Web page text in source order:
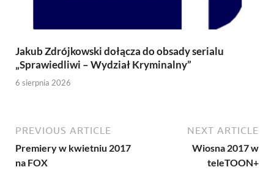
Jakub Zdrójkowski dołącza do obsady serialu
„Sprawiedliwi – Wydział Kryminalny”
6 sierpnia 2026
PREVIOUS ARTICLE
Premiery w kwietniu 2017
na FOX
NEXT ARTICLE
Wiosna 2017 w
teleTOON+